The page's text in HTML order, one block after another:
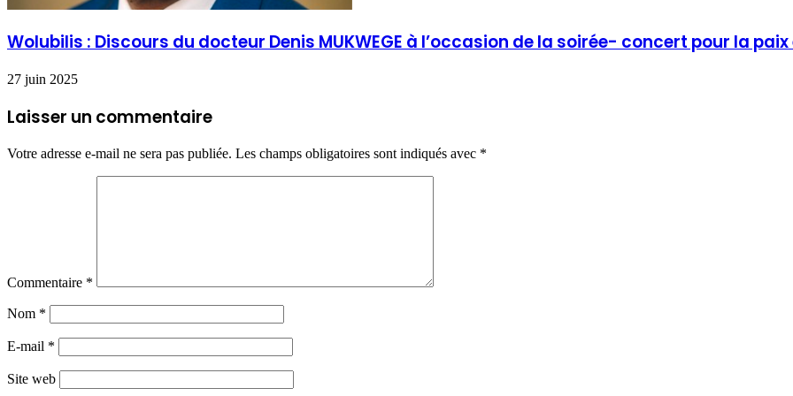
Wolubilis : Discours du docteur Denis MUKWEGE à l’occasion de la soirée- concert pour la
27 juin 2025
Laisser un commentaire
Votre adresse e-mail ne sera pas publiée. Les champs obligatoires sont indiqués avec *
Commentaire *
Nom *
E-mail *
Site web